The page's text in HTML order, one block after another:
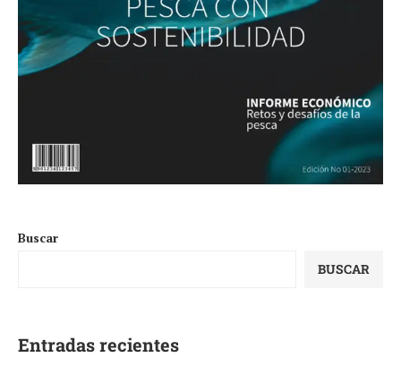
Buscar
BUSCAR
Entradas recientes